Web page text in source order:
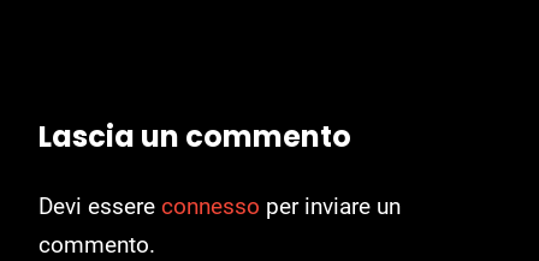
Lascia un commento
Devi essere connesso per inviare un
commento.